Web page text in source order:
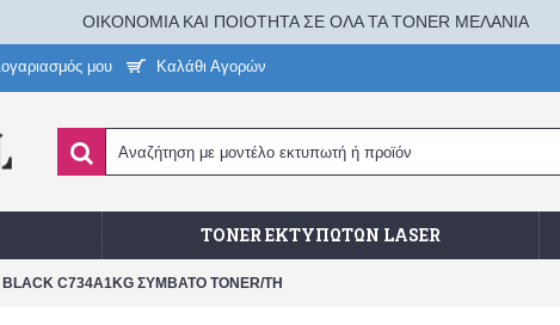
ΟΙΚΟΝΟΜΙΑ ΚΑΙ ΠΟΙΟΤΗΤΑ ΣΕ ΟΛΑ ΤΑ TONER ΜΕΛΑΝΙΑ
μου Καλάθι Αγορών
TONER ΕΚΤΥΠΩΤΏΝ LASER
C734A1KG ΣΥΜΒΑΤΟ TONER/TH